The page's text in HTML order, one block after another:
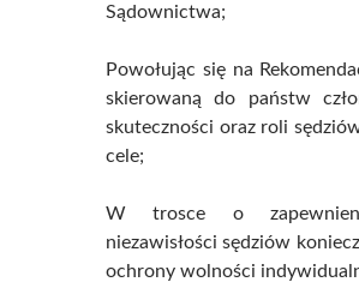
Sądownictwa;
Powołując się na
skierowaną do państw
skuteczności oraz roli
cele;
W trosce o
niezawisłości sędziów
ochrony wolności